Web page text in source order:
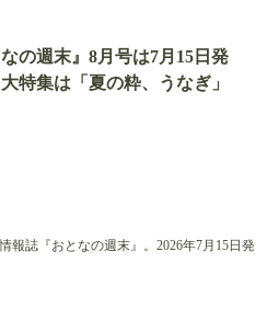
なの週末』8月号は7月15日発
特集は「夏の粋、うなぎ」
報誌『おとなの週末』。2026年7月15日発